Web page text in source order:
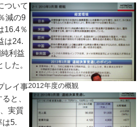
2012年度の概観
ついて
減の9
16.4％
は24.
利益
た。
レイ事
と、
実質
は5.